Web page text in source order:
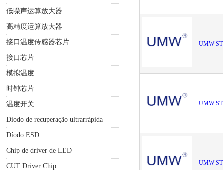
低噪声运算放大器
高精度运算放大器
接口温度传感器芯片
接口芯片
模拟温度
时钟芯片
温度开关
Diodo de recuperação ultrarrápida
Díodo ESD
Chip de driver de LED
CUT Driver Chip
UMW
UMW
UMW